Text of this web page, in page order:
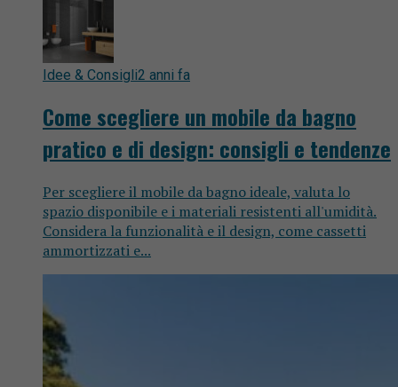
Idee & Consigli2 anni fa
Come scegliere un mobile da bagno
pratico e di design: consigli e tendenze
Per scegliere il mobile da bagno ideale, valuta lo
spazio disponibile e i materiali resistenti all'umidità.
Considera la funzionalità e il design, come cassetti
ammortizzati e...